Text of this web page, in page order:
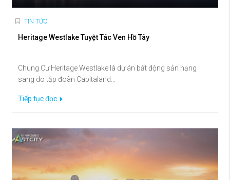
TIN TỨC
Heritage Westlake Tuyệt Tác Ven Hồ Tây
Chung Cư Heritage Westlake là dự án bất động sản hạng
sang do tập đoàn Capitaland...
Tiếp tục đọc